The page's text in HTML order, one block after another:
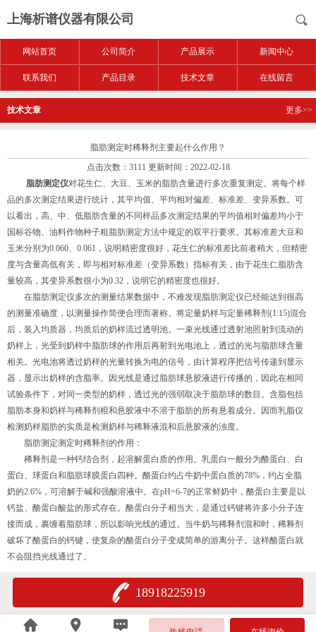
上海析谱仪器有限公司
网站首页 公司简介 产品展示 新闻中心
联系我们 产品目录 技术文章 在线留言
技术文章 更多>>
脂肪测定时稀释剂主要起什么作用？
点击次数：3111 更新时间：2022-02-18
脂肪测定仪对花生仁、大豆、玉米的脂肪含量进行多次重复测定。将每个样
品的多次测定结果进行统计，其平均值、平均相对偏差、标准差、变异系数。可
以看出，高、中、低脂肪含量的不同样品多次测定结果的平均值相对偏差均小于
国标谷物、油料作物种子粗脂肪测定方法中规定的双平行要求。其标准差大豆和
玉米分别为0.060、0.061，说明精密度很好，花生仁的标准差比前者稍大，但精密
度与含量高低有关，即与相对标准差（变异系数）指标有关，由于花生仁脂肪含
量较高，其变异系数很小为0.32，说明它的精密度也很好。
在脂肪测定仪多次的测量结果数据中，不难发现脂肪测定仪已经能达到很高
的测量准确度，以测量操作简便合理而著称。将定量奶样与定量稀释剂(1:15)混合
后，装入均质器，均质后的奶样流过透明池。一束光线通过透射池照射到流动的
奶样上，光受到奶样中脂肪球的作用后再射到光电池上，透过的光与脂肪球含量
相关。光电池将透过奶样的光量转换为电的信号，由计算程序把信号传递到显示
器，显示出奶样的含脂率。因光线是通过脂肪球悬胶液进行传播的，因此在相同
试验条件下，对同一类型的奶样，透过光的强弱取决于脂肪球的数目。含脂包括
脂肪本身和奶样与稀释剂棍和悬胶液中不溶于脂肪的所有悬着成分。因而乳脂仪
检测奶样脂肪的实质是检测奶样与稀释液混和后悬胶液的浊度。
脂肪测定测定时稀释剂的作用：
稀释剂是一种钙结合剂，起溶解蛋白质的作用。乳蛋白一般分为酪蛋白、白
蛋白、球蛋白和脂肪球膜蛋白四种。酪蛋白约占牛奶中蛋白质的78%，约占全脂
奶的2.6%，可溶解于碱和强酸溶液中。在pH=6-7的正常鲜奶中，酪蛋白主要是以
钙盐、酪蛋白酸盐的形式存在。酪蛋白分子相当大，是通过钙键将许多小分子连
接而成，裹缠着脂肪球，所以影响光线的通过。当牛奶与稀释剂混和时，稀释剂
破坏了酪蛋白的钙键，使复杂的酪蛋白分子变成简单的游离分子。这样酪蛋白就
不会阻挡光线通过了。
18918225919